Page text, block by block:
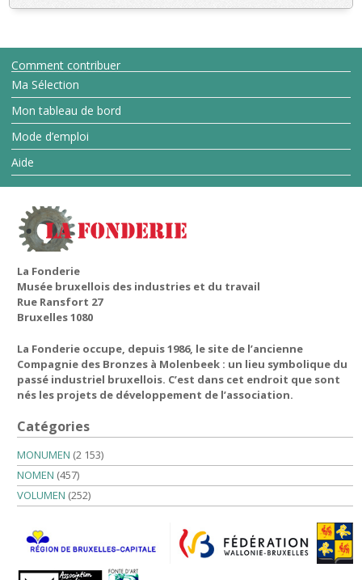
Comment contribuer
Ma Sélection
Mon tableau de bord
Mode d’emploi
Aide
La Fonderie
Musée bruxellois des industries et du travail
Rue Ransfort 27
Bruxelles 1080
La Fonderie occupe, depuis 1986, le site de l’ancienne
Compagnie des Bronzes à Molenbeek : un lieu symbolique du
passé industriel bruxellois. C’est dans cet endroit que sont
nés les projets de développement de l’association.
Catégories
MONUMEN (2 153)
NOMEN (457)
VOLUMEN (252)